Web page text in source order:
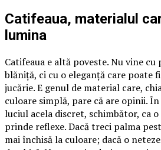
Catifeaua, materialul
lumina
Catifeaua e altă poveste. Nu vine cu
blăniță, ci cu o eleganță care poate
jucărie. E genul de material care,
culoare simplă, pare că are opinii.
luciul acela discret, schimbător, ca
prinde reflexe. Dacă treci palma
mai închisă la culoare; dacă o